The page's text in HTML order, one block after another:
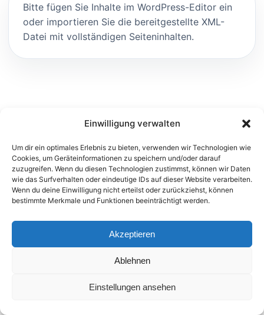
Einwilligung verwalten
Um dir ein optimales Erlebnis zu bieten, verwenden wir Technologien wie
Cookies, um Geräteinformationen zu speichern und/oder darauf
zuzugreifen. Wenn du diesen Technologien zustimmst, können wir Daten
wie das Surfverhalten oder eindeutige IDs auf dieser Website verarbeiten.
Wenn du deine Einwilligung nicht erteilst oder zurückziehst, können
bestimmte Merkmale und Funktionen beeinträchtigt werden.
Akzeptieren
Ablehnen
Einstellungen ansehen
Bitte fügen Sie Inhalte im WordPress-Editor ein
oder importieren Sie die bereitgestellte XML-
Datei mit vollständigen Seiteninhalten.
© 2026 FTEC Foreign Trade Expert Consulting GmbH
ImpressumDatenschutzKontakt